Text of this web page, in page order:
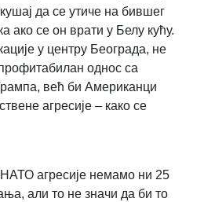
да се утиче на бившег
ако се он врати у Белу кућу.
у центру Београда, не
однос са
већ би Американци
агресије – како се
агресије немамо ни 25
али то не значи да би то